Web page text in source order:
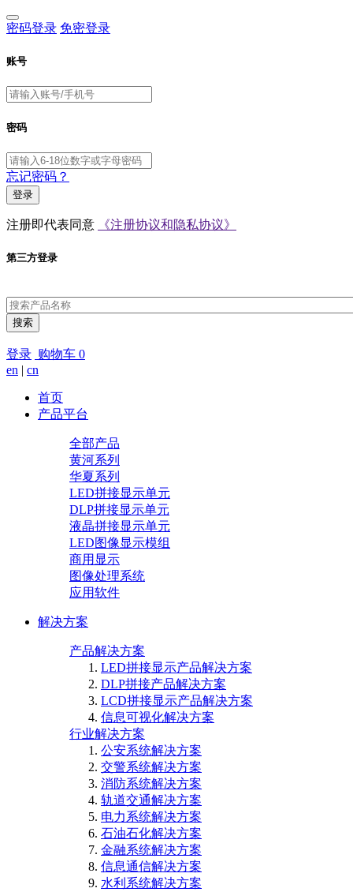
密码登录 免密登录
账号
密码
忘记密码？
登录
注册即代表同意 《注册协议和隐私协议》
第三方登录
搜索
登录 购物车 0
en | cn
首页
产品平台
全部产品
黄河系列
华夏系列
LED拼接显示单元
DLP拼接显示单元
液晶拼接显示单元
LED图像显示模组
商用显示
图像处理系统
应用软件
解决方案
产品解决方案
LED拼接显示产品解决方案
DLP拼接产品解决方案
LCD拼接显示产品解决方案
信息可视化解决方案
行业解决方案
公安系统解决方案
交警系统解决方案
消防系统解决方案
轨道交通解决方案
电力系统解决方案
石油石化解决方案
金融系统解决方案
信息通信解决方案
水利系统解决方案